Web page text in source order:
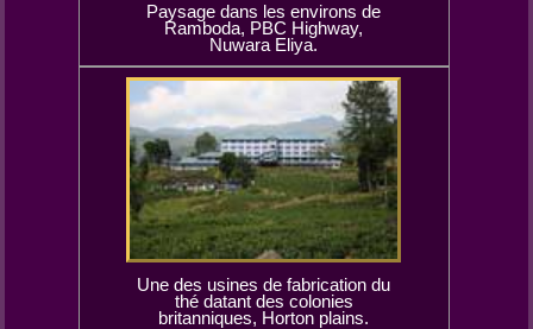
Paysage dans les environs de
Ramboda, PBC Highway,
Nuwara Eliya.
Une des usines de fabrication du
thé datant des colonies
britanniques, Horton plains.